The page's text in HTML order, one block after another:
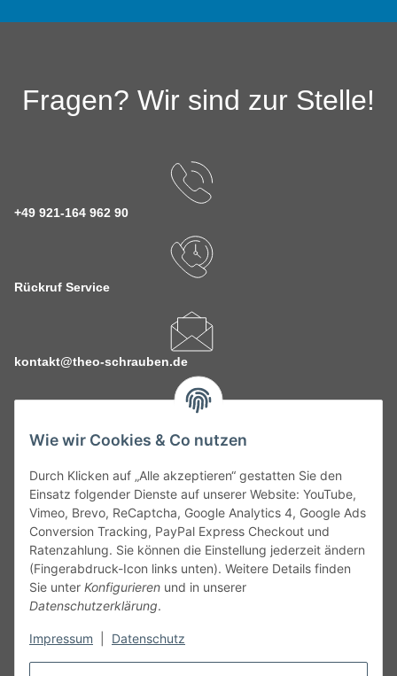
Wie wir Cookies & Co nutzen
Durch Klicken auf „Alle akzeptieren“ gestatten Sie den
Einsatz folgender Dienste auf unserer Website: YouTube,
Vimeo, Brevo, ReCaptcha, Google Analytics 4, Google Ads
Conversion Tracking, PayPal Express Checkout und
Ratenzahlung. Sie können die Einstellung jederzeit ändern
(Fingerabdruck-Icon links unten). Weitere Details finden
Sie unter Konfigurieren und in unserer
Datenschutzerklärung.
Impressum Datenschutz
Fragen? Wir sind zur Stelle!
+49 921-164 962 90
Rückruf Service
kontakt@theo-schrauben.de
Service
Gesetzliche Informationen
Alle technischen Angaben ohne Gewähr. Irrtümer und fehlerhafte
Angaben vorbehalten. Wenn Sie Datenblätter oder spezielle
unseren Kundenservice. Abbildungen der Artikel können